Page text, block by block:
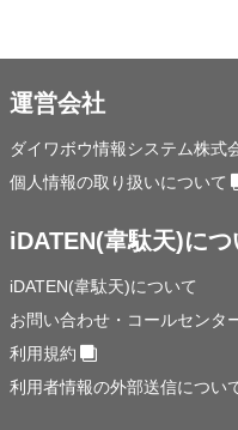
運営会社
ダイワボウ情報システム株式
個人情報の取り扱いについて
iDATEN(韋駄天)につ
iDATEN(韋駄天)について
お問い合わせ・コールセンタ
利用規約
利用者情報の外部送信につい